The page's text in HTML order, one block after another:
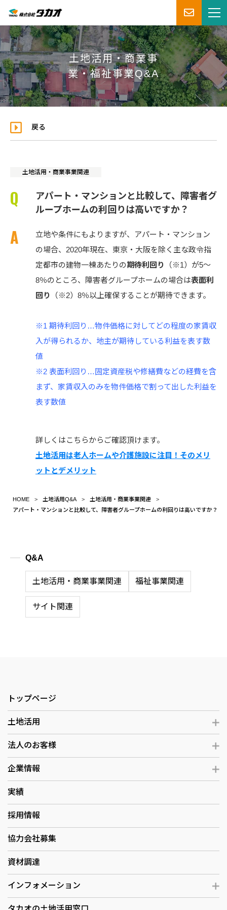
土地活用・商業事
業・福祉事業Q&A
戻る
土地活用・商業事業関連
アパート・マンションと比較して、障害者グ
ループホームの利回りは高いですか？
立地や条件にもよりますが、アパート・マンション
の場合、2020年現在、東京・大阪を除く主な政令指
定都市の建物一棟あたりの期待利回り
（※1）が5～
8％のところ、障害者グループホームの場合は表面利
回り
（※2）8％以上確保することが期待できます。
※1 期待利回り…物件価格に対してどの程度の家賃収
入が得られるか、地主が期待している利益を表す数
値
※2 表面利回り…固定資産税や修繕費などの経費を含
まず、家賃収入のみを物件価格で割って出した利益を
表す数値
詳しくはこちらからご確認頂けます。
土地活用は老人ホームや介護施設に注目！そのメリ
ットとデメリット
HOME 土地活用Q&A
土地活用・商業事業関連
アパート・マンションと比較して、障害者グループホームの利回りは高いですか？
Q&A
土地活用・商業事業関連 福祉事業関連
サイト関連
トップページ
土地活用
法人のお客様
企業情報
実績
採用情報
協力会社募集
資材調達
インフォメーション